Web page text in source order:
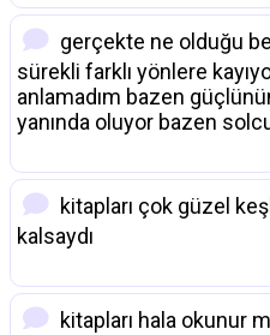
gerçekte ne olduğu
sürekli farklı yönlere
anlamadım bazen
yanında oluyor bazen
kitapları çok güzel
kalsaydı
kitapları hala okunur